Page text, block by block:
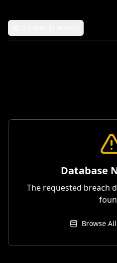
Database
The requested breach
Browse